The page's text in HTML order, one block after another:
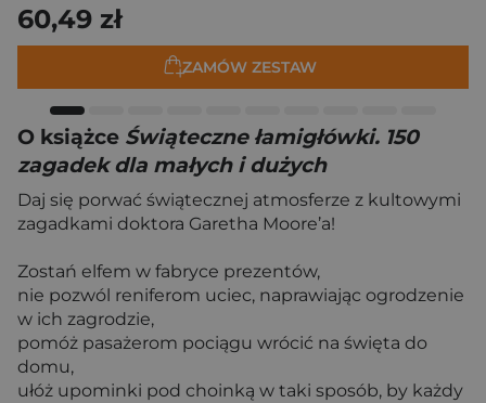
60,49 zł
ZAMÓW ZESTAW
O książce Świąteczne łamigłówki. 150
zagadek dla małych i dużych
Daj się porwać świątecznej atmosferze z kultowymi
zagadkami doktora Garetha Moore’a!
Zostań elfem w fabryce prezentów,
nie pozwól reniferom uciec, naprawiając ogrodzenie
w ich zagrodzie,
pomóż pasażerom pociągu wrócić na święta do
domu,
ułóż upominki pod choinką w taki sposób, by każdy